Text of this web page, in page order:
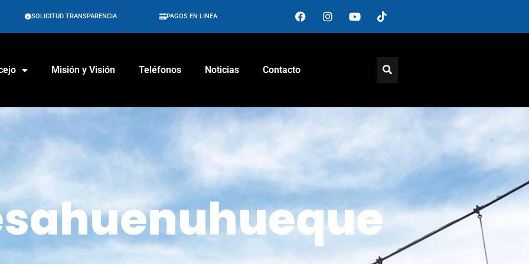
SOLICITUD TRANSPARENCIA PAGOS EN LINEA
Misión y Visión Teléfonos Noticias Contacto